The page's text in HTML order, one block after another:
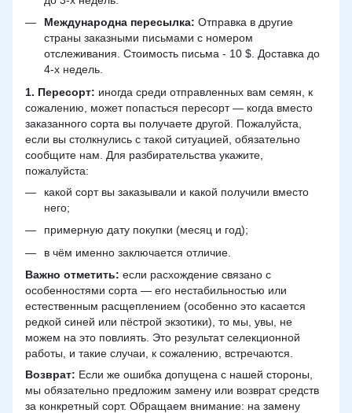
Международна пересылка: Отправка в другие
страны заказными письмами с номером
отслеживания. Стоимость письма - 10 $. Доставка до
4-х недель.
1. Пересорт: иногда среди отправленных вам семян, к
сожалению, может попасться пересорт — когда вместо
заказанного сорта вы получаете другой. Пожалуйста,
если вы столкнулись с такой ситуацией, обязательно
сообщите нам. Для разбирательства укажите,
пожалуйста:
какой сорт вы заказывали и какой получили вместо
него;
примерную дату покупки (месяц и год);
в чём именно заключается отличие.
Важно отметить: если расхождение связано с
особенностями сорта — его нестабильностью или
естественным расщеплением (особенно это касается
редкой синей или пёстрой экзотики), то мы, увы, не
можем на это повлиять. Это результат селекционной
работы, и такие случаи, к сожалению, встречаются.
Возврат: Если же ошибка допущена с нашей стороны,
мы обязательно предложим замену или возврат средств
за конкретный сорт. Обращаем внимание: на замену